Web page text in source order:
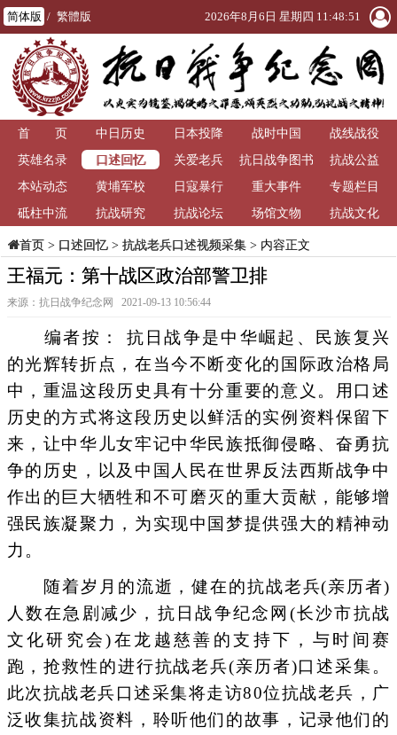
简体版 / 繁體版 2026年8月6日 星期四 11:48:51
首 页 中日历史 日本投降 战时中国
战线战役
英雄名录
口述回忆 关爱老兵
抗日战争图书
馆
抗战公益
本站动态
黄埔军校 日寇暴行 重大事件
专题栏目
砥柱中流
抗战研究 抗战论坛 场馆文物 抗战文化
首页> 口述回忆> 抗战老兵口述视频采集> 内容正文
王福元：第十战区政治部警卫排
来源：抗日战争纪念网 2021-09-13 10:56:44
编者按： 抗日战争是中华崛起、民族复兴
的光辉转折点，在当今不断变化的国际政治格局
中，重温这段历史具有十分重要的意义。用口述
历史的方式将这段历史以鲜活的实例资料保留下
来，让中华儿女牢记中华民族抵御侵略、奋勇抗
争的历史，以及中国人民在世界反法西斯战争中
作出的巨大牺牲和不可磨灭的重大贡献，能够增
强民族凝聚力，为实现中国梦提供强大的精神动
力。
随着岁月的流逝，健在的抗战老兵(亲历者)
人数在急剧减少，抗日战争纪念网(长沙市抗战
文化研究会)在龙越慈善的支持下，与时间赛
跑，抢救性的进行抗战老兵(亲历者)口述采集。
此次抗战老兵口述采集将走访80位抗战老兵，广
泛收集抗战资料，聆听他们的故事，记录他们的